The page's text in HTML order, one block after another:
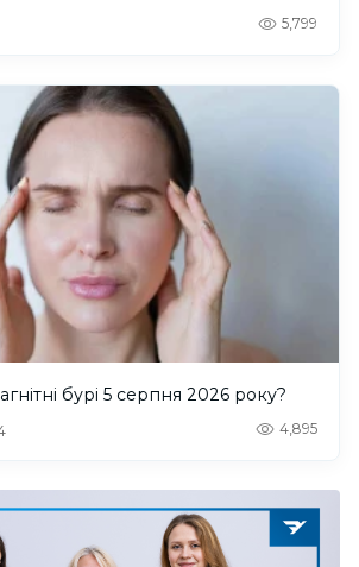
5,799
бурі 5 серпня 2026 року?
4,895